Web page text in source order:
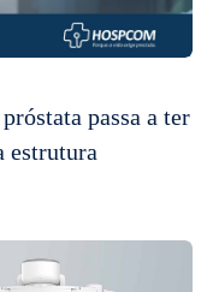
passa a ter
estrutura